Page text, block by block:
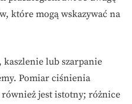
które mogą wskazywać na
lub szarpanie
Pomiar ciśnienia
jest istotny; różnice